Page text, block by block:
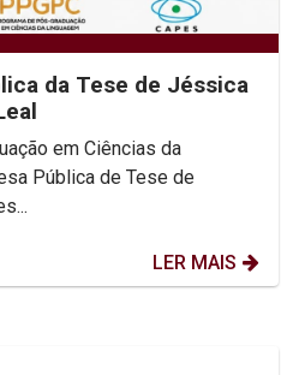
da Tese de Jéssica
em Ciências da
Pública de Tese de
LER MAIS